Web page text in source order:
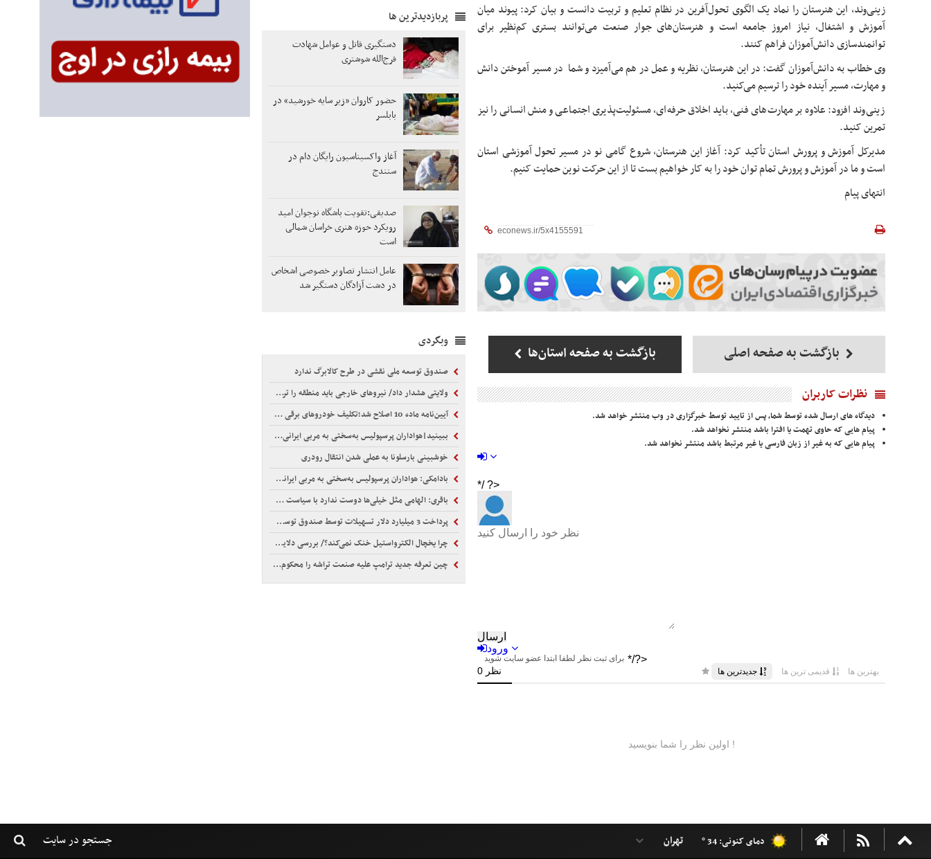
زینی‌وند، این هنرستان را نماد یک الگوی تحول‌آفرین در نظام تعلیم و تربیت دانست و بیان کرد: پیوند میان
آموزش و اشتغال، نیاز امروز جامعه است و هنرستان‌های جوار صنعت می‌توانند بستری کم‌نظیر برای
توانمندسازی دانش‌آموزان فراهم کنند.
وی خطاب به دانش‌آموزان گفت: در این هنرستان، نظریه و عمل در هم می‌آمیزد و شما در مسیر آموختن دانش
و مهارت، مسیر آینده خود را ترسیم می‌کنید.
زینی‌وند افزود: علاوه بر مهارت‌های فنی، باید اخلاق حرفه‌ای، مسئولیت‌پذیری اجتماعی و منش انسانی را نیز
تمرین کنید.
مدیرکل آموزش و پرورش استان تأکید کرد: آغاز این هنرستان، شروع گامی نو در مسیر تحول آموزشی استان
است و ما در آموزش و پرورش تمام توان خود را به کار خواهیم بست تا از این حرکت نوین حمایت کنیم.
انتهای پیام
بازگشت به صفحه اصلی بازگشت به صفحه استان‌ها
نظرات کاربران
دیدگاه های ارسال شده توسط شما، پس از تایید توسط خبرگزاری در وب منتشر خواهد شد.
پیام هایی که حاوی تهمت یا افترا باشد منتشر نخواهد شد.
پیام هایی که به غیر از زبان فارسی یا غیر مرتبط باشد منتشر نخواهد شد.
پربازدیدترین ها
دستگیری قاتل و عوامل شهادت
فرج‌الله شوشتری
حضور کاروان «زیر سایه خورشید» در
بابلسر
آغاز واکسیناسیون رایگان دام در
سنندج
صدیقی:تقویت باشگاه نوجوان امید
رویکرد حوزه هنری خراسان شمالی
است
عامل انتشار تصاویر خصوصی اشخاص
در دشت آزادگان دستگیر شد
وبگردی
صندوق توسعه ملی نقشی در طرح کالابرگ ندارد
ولایتی هشدار داد/ نیروهای خارجی باید منطقه را ترک کنند
آیین‌نامه ماده 10 اصلاح شد؛تکلیف خودروهای برقی و هیبریدی روشن شد
ببینید|هواداران پرسپولیس به‌سختی به مربی ایرانی اعتماد می‌کنند
خوشبینی بارسلونا به عملی شدن انتقال رودری
بادامکی: هواداران پرسپولیس به‌سختی به مربی ایرانی اعتماد می‌کنند
باقری: الهامی مثل خیلی‌ها دوست ندارد با سیاست رفتار کند
پرداخت 3 میلیارد دلار تسهیلات توسط صندوق توسعه ملی در یک سال گذشته
چرا یخچال الکترواستیل خنک نمی‌کند؟/ بررسی دلایل و زمان مناسب تعمیر
چین تعرفه جدید ترامپ علیه صنعت تراشه را محکوم کرد
دمای کنونی: 34 °